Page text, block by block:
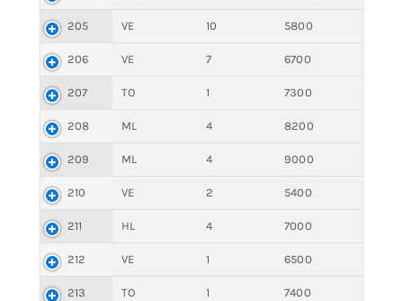
205 VE 10 5800
206 VE 7 6700
207 TO 1 7300
208 ML 4 8200
209 ML 4 9000
210 VE 2 5400
211 HL 4 7000
212 VE 1 6500
213 TO 1 7400